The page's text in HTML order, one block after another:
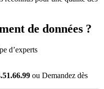
de données ?
d’experts
ou Demandez dès